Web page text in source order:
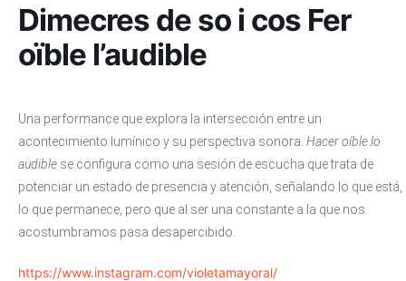
Dimecres de so i cos Fer
oïble l’audible
Una performance que explora la intersección entre un
acontecimiento lumínico y su perspectiva sonora. Hacer oíble lo
audible se configura como una sesión de escucha que trata de
potenciar un estado de presencia y atención, señalando lo que está,
lo que permanece, pero que al ser una constante a la que nos
acostumbramos pasa desapercibido.
https://www.instagram.com/violetamayoral/